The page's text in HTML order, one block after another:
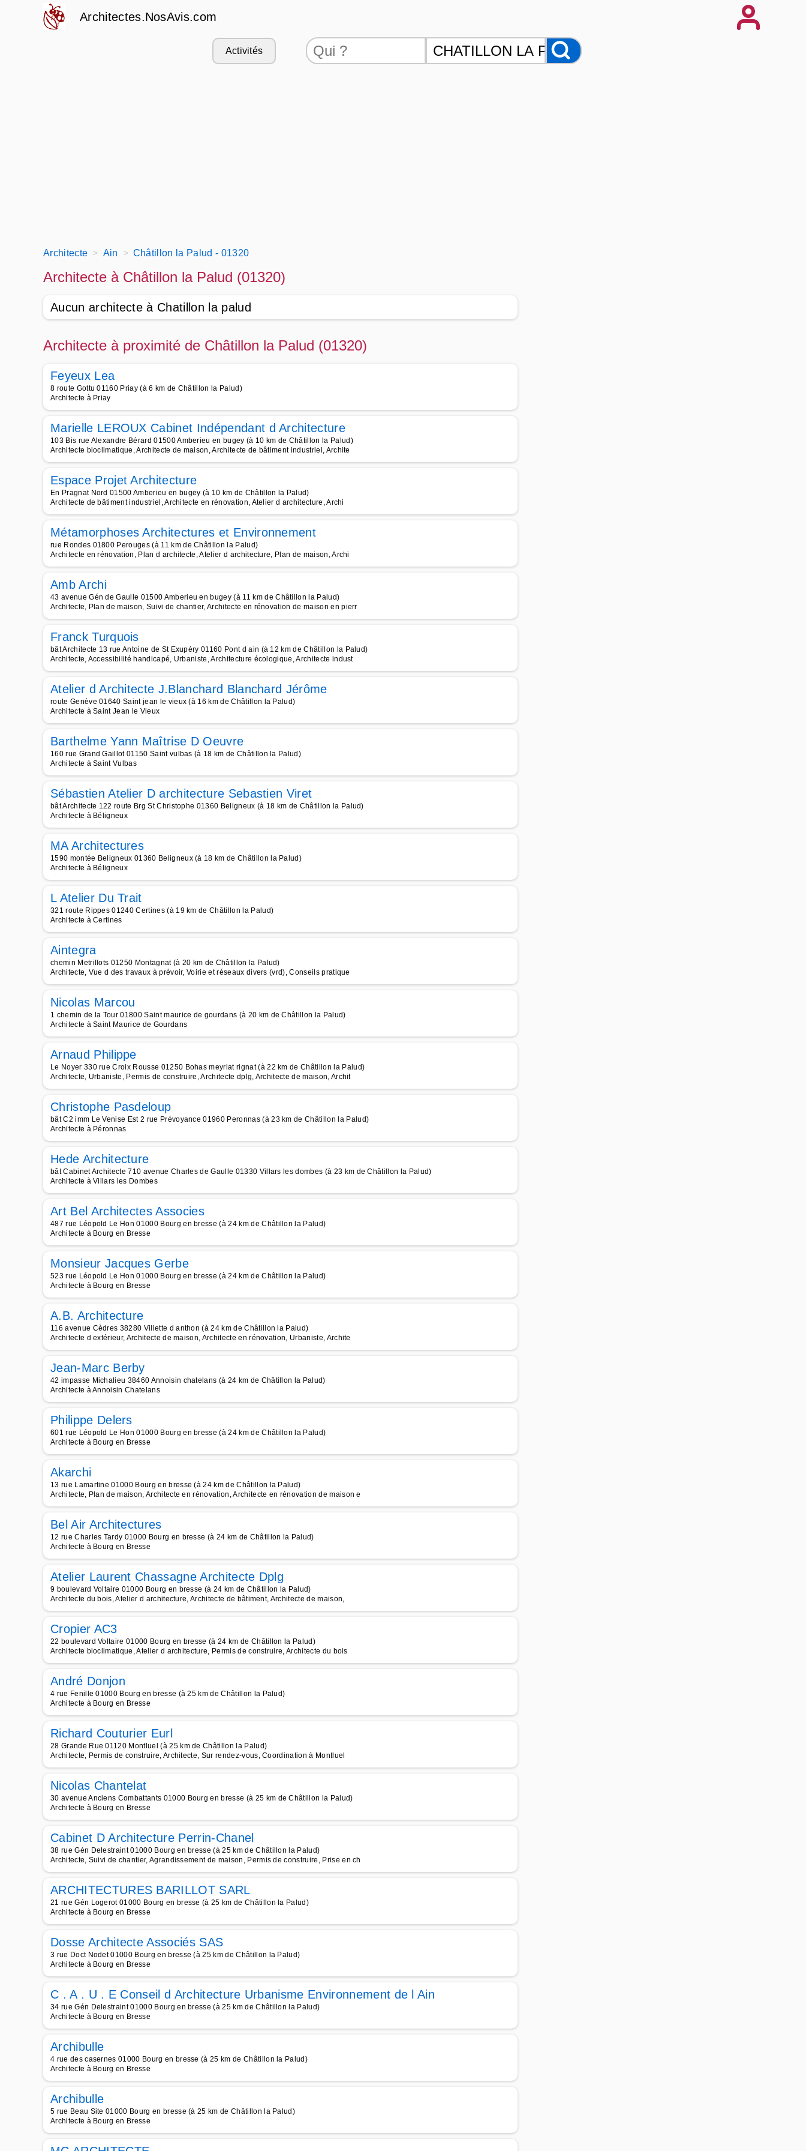
Architectes.NosAvis.com
Activités
Architecte Ain Châtillon la Palud - 01320
Architecte à Châtillon la Palud (01320)
Aucun architecte à Chatillon la palud
Architecte à proximité de Châtillon la Palud (01320)
Feyeux Lea
8 route Gottu 01160 Priay (à 6 km de Châtillon la Palud)
Architecte à Priay
Marielle LEROUX Cabinet Indépendant d Architecture
103 Bis rue Alexandre Bérard 01500 Amberieu en bugey (à 10 km de Châtillon la Palud)
Architecte bioclimatique, Architecte de maison, Architecte de bâtiment industriel, Archite
Espace Projet Architecture
En Pragnat Nord 01500 Amberieu en bugey (à 10 km de Châtillon la Palud)
Architecte de bâtiment industriel, Architecte en rénovation, Atelier d architecture, Archi
Métamorphoses Architectures et Environnement
rue Rondes 01800 Perouges (à 11 km de Châtillon la Palud)
Architecte en rénovation, Plan d architecte, Atelier d architecture, Plan de maison, Archi
Amb Archi
43 avenue Gén de Gaulle 01500 Amberieu en bugey (à 11 km de Châtillon la Palud)
Architecte, Plan de maison, Suivi de chantier, Architecte en rénovation de maison en pierr
Franck Turquois
bât Architecte 13 rue Antoine de St Exupéry 01160 Pont d ain (à 12 km de Châtillon la Palud)
Architecte, Accessibilité handicapé, Urbaniste, Architecture écologique, Architecte indust
Atelier d Architecte J.Blanchard Blanchard Jérôme
route Genève 01640 Saint jean le vieux (à 16 km de Châtillon la Palud)
Architecte à Saint Jean le Vieux
Barthelme Yann Maîtrise D Oeuvre
160 rue Grand Gaillot 01150 Saint vulbas (à 18 km de Châtillon la Palud)
Architecte à Saint Vulbas
Sébastien Atelier D architecture Sebastien Viret
bât Architecte 122 route Brg St Christophe 01360 Beligneux (à 18 km de Châtillon la Palud)
Architecte à Béligneux
MA Architectures
1590 montée Beligneux 01360 Beligneux (à 18 km de Châtillon la Palud)
Architecte à Béligneux
L Atelier Du Trait
321 route Rippes 01240 Certines (à 19 km de Châtillon la Palud)
Architecte à Certines
Aintegra
chemin Metrillots 01250 Montagnat (à 20 km de Châtillon la Palud)
Architecte, Vue d des travaux à prévoir, Voirie et réseaux divers (vrd), Conseils pratique
Nicolas Marcou
1 chemin de la Tour 01800 Saint maurice de gourdans (à 20 km de Châtillon la Palud)
Architecte à Saint Maurice de Gourdans
Arnaud Philippe
Le Noyer 330 rue Croix Rousse 01250 Bohas meyriat rignat (à 22 km de Châtillon la Palud)
Architecte, Urbaniste, Permis de construire, Architecte dplg, Architecte de maison, Archit
Christophe Pasdeloup
bât C2 imm Le Venise Est 2 rue Prévoyance 01960 Peronnas (à 23 km de Châtillon la Palud)
Architecte à Péronnas
Hede Architecture
bât Cabinet Architecte 710 avenue Charles de Gaulle 01330 Villars les dombes (à 23 km de Châtillon la Palud)
Architecte à Villars les Dombes
Art Bel Architectes Associes
487 rue Léopold Le Hon 01000 Bourg en bresse (à 24 km de Châtillon la Palud)
Architecte à Bourg en Bresse
Monsieur Jacques Gerbe
523 rue Léopold Le Hon 01000 Bourg en bresse (à 24 km de Châtillon la Palud)
Architecte à Bourg en Bresse
A.B. Architecture
116 avenue Cèdres 38280 Villette d anthon (à 24 km de Châtillon la Palud)
Architecte d extérieur, Architecte de maison, Architecte en rénovation, Urbaniste, Archite
Jean-Marc Berby
42 impasse Michalieu 38460 Annoisin chatelans (à 24 km de Châtillon la Palud)
Architecte à Annoisin Chatelans
Philippe Delers
601 rue Léopold Le Hon 01000 Bourg en bresse (à 24 km de Châtillon la Palud)
Architecte à Bourg en Bresse
Akarchi
13 rue Lamartine 01000 Bourg en bresse (à 24 km de Châtillon la Palud)
Architecte, Plan de maison, Architecte en rénovation, Architecte en rénovation de maison e
Bel Air Architectures
12 rue Charles Tardy 01000 Bourg en bresse (à 24 km de Châtillon la Palud)
Architecte à Bourg en Bresse
Atelier Laurent Chassagne Architecte Dplg
9 boulevard Voltaire 01000 Bourg en bresse (à 24 km de Châtillon la Palud)
Architecte du bois, Atelier d architecture, Architecte de bâtiment, Architecte de maison,
Cropier AC3
22 boulevard Voltaire 01000 Bourg en bresse (à 24 km de Châtillon la Palud)
Architecte bioclimatique, Atelier d architecture, Permis de construire, Architecte du bois
André Donjon
4 rue Fenille 01000 Bourg en bresse (à 25 km de Châtillon la Palud)
Architecte à Bourg en Bresse
Richard Couturier Eurl
28 Grande Rue 01120 Montluel (à 25 km de Châtillon la Palud)
Architecte, Permis de construire, Architecte, Sur rendez-vous, Coordination à Montluel
Nicolas Chantelat
30 avenue Anciens Combattants 01000 Bourg en bresse (à 25 km de Châtillon la Palud)
Architecte à Bourg en Bresse
Cabinet D Architecture Perrin-Chanel
38 rue Gén Delestraint 01000 Bourg en bresse (à 25 km de Châtillon la Palud)
Architecte, Suivi de chantier, Agrandissement de maison, Permis de construire, Prise en ch
ARCHITECTURES BARILLOT SARL
21 rue Gén Logerot 01000 Bourg en bresse (à 25 km de Châtillon la Palud)
Architecte à Bourg en Bresse
Dosse Architecte Associés SAS
3 rue Doct Nodet 01000 Bourg en bresse (à 25 km de Châtillon la Palud)
Architecte à Bourg en Bresse
C . A . U . E Conseil d Architecture Urbanisme Environnement de l Ain
34 rue Gén Delestraint 01000 Bourg en bresse (à 25 km de Châtillon la Palud)
Architecte à Bourg en Bresse
Archibulle
4 rue des casernes 01000 Bourg en bresse (à 25 km de Châtillon la Palud)
Architecte à Bourg en Bresse
Archibulle
5 rue Beau Site 01000 Bourg en bresse (à 25 km de Châtillon la Palud)
Architecte à Bourg en Bresse